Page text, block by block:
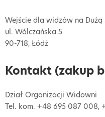
Wejście dla widzów na Dużą
ul. Wólczańska 5
90-718, Łódź
Kontakt (zakup
Dział Organizacji Widowni
Tel. kom. +48 695 087 008,